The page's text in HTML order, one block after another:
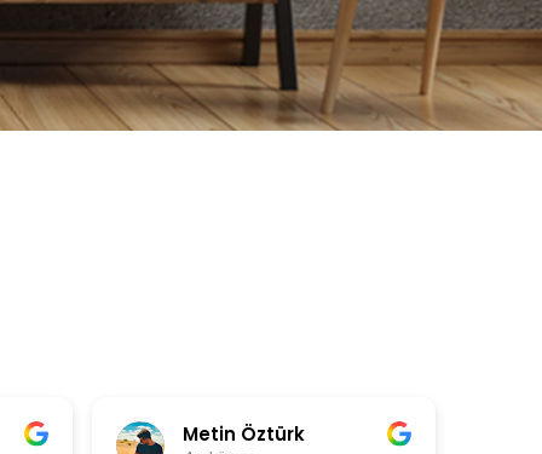
Öztürk Asli Ersoy